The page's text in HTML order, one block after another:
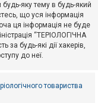
яку тему в будь-який
що уся інформація
ця інформація не буде
“ТЕРІОЛОГІЧНА
за будь-які дії хакерів,
до неї.
товариства